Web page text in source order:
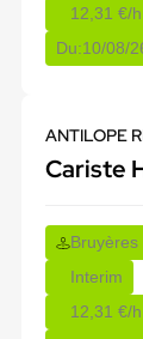
12,31 €/
Du:10/08/
ANTILOPE
Cariste
Bruyères
Interim
12,31 €/